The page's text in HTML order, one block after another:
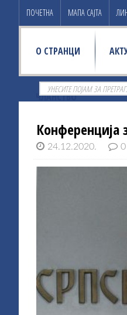
ПОЧЕТНА МАПА САЈТА
О СТРАНЦИ
ЧЛАНСТВО
Конференција
24.12.2020.